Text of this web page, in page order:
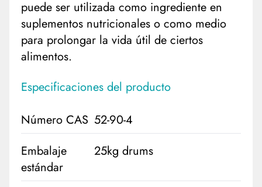
puede ser utilizada como ingrediente en
suplementos nutricionales o como medio
para prolongar la vida útil de ciertos
alimentos.
Especificaciones del producto
Número CAS 52-90-4
Embalaje
estándar
25kg drums